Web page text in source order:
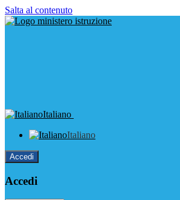
Salta al contenuto
Italiano
Italiano
Accedi
Accedi